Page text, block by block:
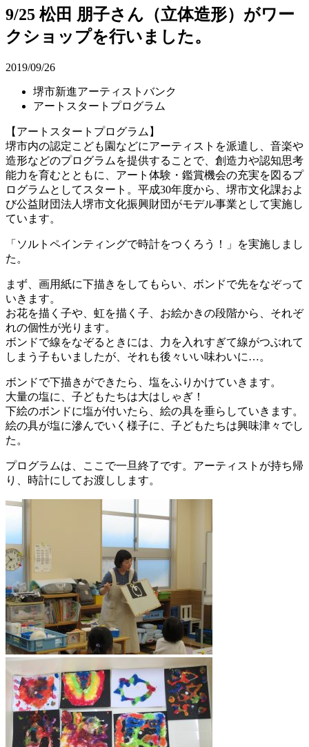
9/25 松田 朋子さん（立体造形）がワー
クショップを行いました。
2019/09/26
堺市新進アーティストバンク
アートスタートプログラム
【アートスタートプログラム】
堺市内の認定こども園などにアーティストを派遣し、音楽や
造形などのプログラムを提供することで、創造力や認知思考
能力を育むとともに、アート体験・鑑賞機会の充実を図るプ
ログラムとしてスタート。平成30年度から、堺市文化課およ
び公益財団法人堺市文化振興財団がモデル事業として実施し
ています。
「ソルトペインティングで時計をつくろう！」を実施しまし
た。
まず、画用紙に下描きをしてもらい、ボンドで先をなぞって
いきます。
お花を描く子や、虹を描く子、お絵かきの段階から、それぞ
れの個性が光ります。
ボンドで線をなぞるときには、力を入れすぎて線がつぶれて
しまう子もいましたが、それも後々いい味わいに…。
ボンドで下描きができたら、塩をふりかけていきます。
大量の塩に、子どもたちは大はしゃぎ！
下絵のボンドに塩が付いたら、絵の具を垂らしていきます。
絵の具が塩に滲んでいく様子に、子どもたちは興味津々でし
た。
プログラムは、ここで一旦終了です。アーティストが持ち帰
り、時計にしてお渡しします。